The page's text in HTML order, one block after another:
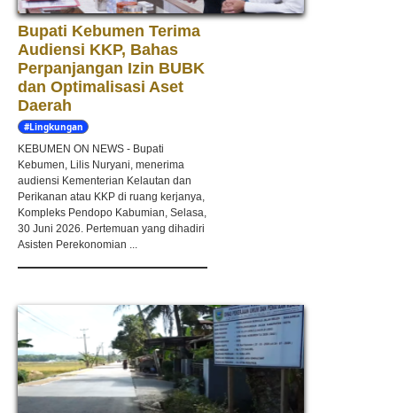
Bupati Kebumen Terima
Audiensi KKP, Bahas
Perpanjangan Izin BUBK
dan Optimalisasi Aset
Daerah
#Lingkungan
KEBUMEN ON NEWS - Bupati
Kebumen, Lilis Nuryani, menerima
audiensi Kementerian Kelautan dan
Perikanan atau KKP di ruang kerjanya,
Kompleks Pendopo Kabumian, Selasa,
30 Juni 2026. Pertemuan yang dihadiri
Asisten Perekonomian ...